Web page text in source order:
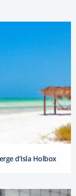
d’Isla Holbox